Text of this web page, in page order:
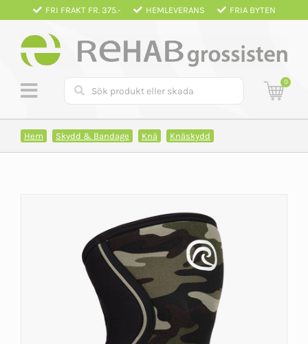
Fortsätt
innehållet
FRI FRAKT FR. 375.- HEMLEVERANS FRIA BYTEN
0
Hem Skydd & Bandage Knä Knäskydd